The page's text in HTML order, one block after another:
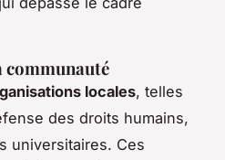
communauté
locales, telles
des droits humains,
universitaires. Ces